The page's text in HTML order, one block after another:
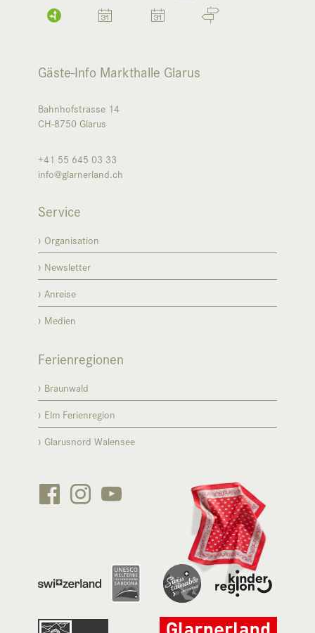
Gäste-Info Markthalle Glarus
Bahnhofstrasse 14
CH-8750 Glarus
+41 55 645 03 33
info@glarnerland.ch
Service
Organisation
Newsletter
Anreise
Medien
Ferienregionen
Braunwald
Elm Ferienregion
Glarusnord Walensee

 